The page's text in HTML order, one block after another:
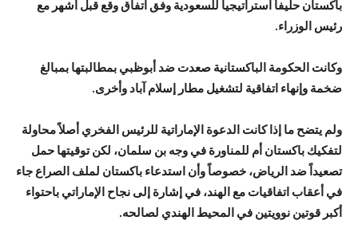
باكستان حليفاً استراتيجياً للسعودية وفق اتفاق وقع قبل أشهر مع
رئيس الوزراء.
وكانت الحكومة الباكستانية صعدت ضد أبوظبي بمطالبتها بمبالغ
ضخمة وإنهاء اتفاقية لتشغيل مطار إسلام آباد وأخرى.
ولم يتضح ما إذا كانت الدعوة الإماراتية للرئيس الفخري أصلاً محاولة
لتفكيك باكستان أم للمناورة في وجه بن سلمان، لكن توقيتها حمل
تصعيداً ضد الرياض، خصوصاً وأن استدعاء باكستان لملف الصراع جاء
في أعقاب اتفاقيات مع الهند، في إشارة إلى نجاح الإماراتي باحتواء
أكبر قوتين نوويتين في المحيط الهندي لصالحه.